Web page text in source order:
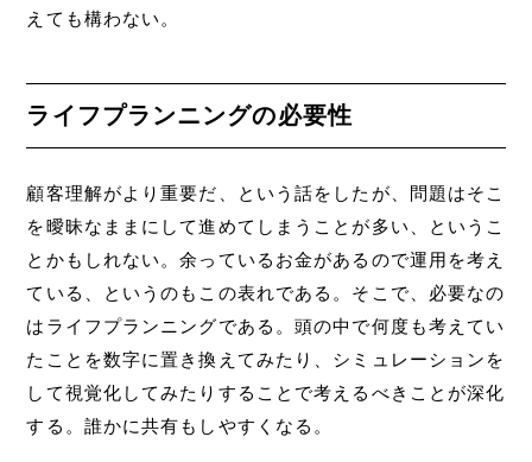
えても構わない。
ライフプランニングの必要性
顧客理解がより重要だ、という話をしたが、問題はそこ
を曖昧なままにして進めてしまうことが多い、というこ
とかもしれない。余っているお金があるので運用を考え
ている、というのもこの表れである。そこで、必要なの
はライフプランニングである。頭の中で何度も考えてい
たことを数字に置き換えてみたり、シミュレーションを
して視覚化してみたりすることで考えるべきことが深化
する。誰かに共有もしやすくなる。